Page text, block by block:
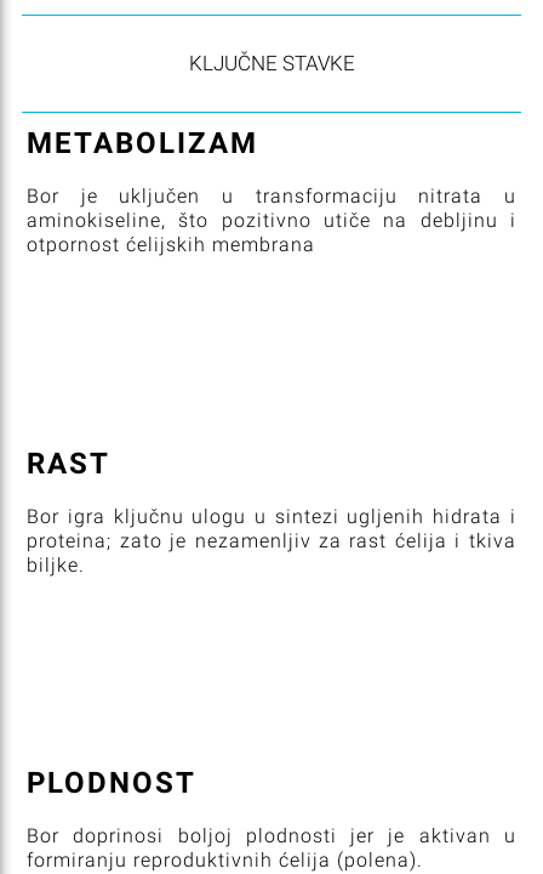
KLJUČNE STAVKE
METABOLIZAM
Bor je uključen u transformaciju nitrata u
aminokiseline, što pozitivno utiče na debljinu i
otpornost ćelijskih membrana
RAST
Bor igra ključnu ulogu u sintezi ugljenih hidrata i
proteina; zato je nezamenljiv za rast ćelija i tkiva
biljke.
PLODNOST
Bor doprinosi boljoj plodnosti jer je aktivan u
formiranju reproduktivnih ćelija (polena).